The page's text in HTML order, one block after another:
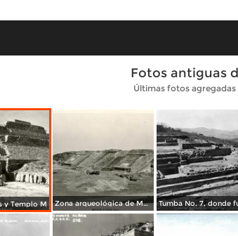
Fotos antiguas
Últimas fotos agregadas
y Templo M Zona arqueológica de Monte Albán